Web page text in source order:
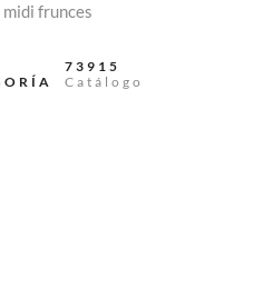
frunces
73915
Catálogo